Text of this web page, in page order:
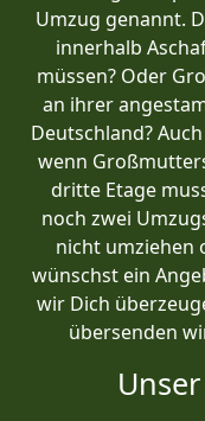
Umzug genannt.
innerhalb
müssen? Oder
an ihrer
Deutschland?
wenn
dritte Etage
noch zwei
nicht umziehen
wünschst ein
wir Dich
übersenden